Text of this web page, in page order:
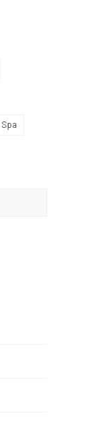
Spa